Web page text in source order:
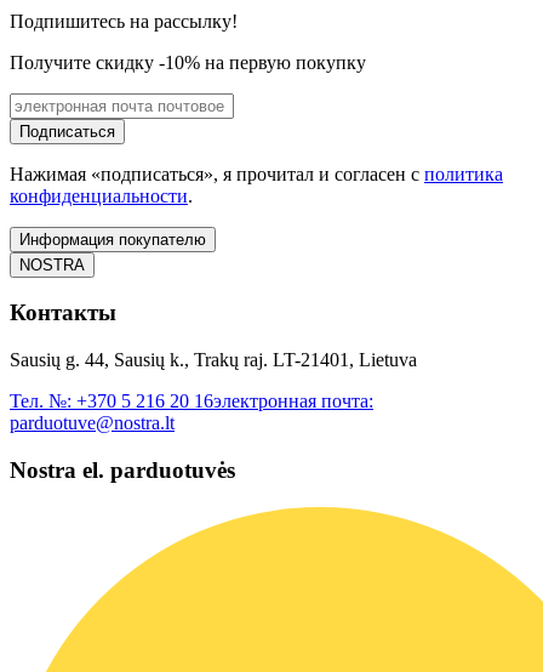
Подпишитесь на рассылку!
Получите скидку -10% на первую покупку
Подписаться
Нажимая «подписаться», я прочитал и согласен с политика
конфиденциальности.
Информация покупателю
NOSTRA
Контакты
Sausių g. 44, Sausių k., Trakų raj. LT-21401, Lietuva
Тел. №: +370 5 216 20 16электронная почта:
parduotuve@nostra.lt
Nostra el. parduotuvės